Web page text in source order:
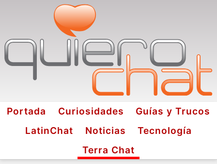
Portada Curiosidades
Guías y Trucos
LatinChat
Noticias
Tecnología
Terra Chat